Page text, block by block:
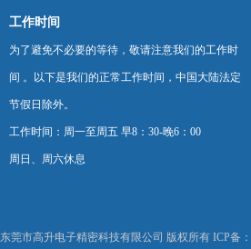
工作时间
为了避免不必要的等待，敬请注意我们的工作时
间 。以下是我们的正常工作时间，中国大陆法定
节假日除外。
工作时间：周一至周五 早8：30-晚6：00
周日、周六休息
东莞市高升电子精密科技有限公司 版权所有 ICP备：